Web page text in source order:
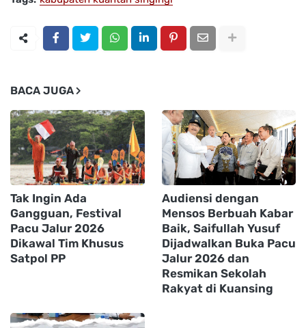
BACA JUGA
Tak Ingin Ada
Gangguan, Festival
Pacu Jalur 2026
Dikawal Tim Khusus
Satpol PP
Audiensi dengan
Mensos Berbuah Kabar
Baik, Saifullah Yusuf
Dijadwalkan Buka Pacu
Jalur 2026 dan
Resmikan Sekolah
Rakyat di Kuansing